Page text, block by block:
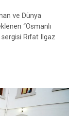
ve Dünya
“Osmanlı
Rıfat Ilgaz